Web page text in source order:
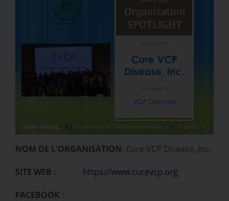
NOM DE L'ORGANISATION: Cure VCP Disease, Inc.
SITE WEB : https://www.curevcp.org
FACEBOOK :